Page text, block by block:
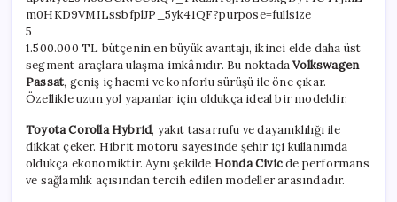
5
1.500.000 TL bütçenin en büyük avantajı, ikinci elde daha üst
segment araçlara ulaşma imkânıdır. Bu noktadaVolkswagen
Passat, geniş iç hacmi ve konforlu sürüşü ile öne çıkar.
Özellikle uzun yol yapanlar için oldukça ideal bir modeldir.
Toyota Corolla Hybrid, yakıt tasarrufu ve dayanıklılığı ile
dikkat çeker. Hibrit motoru sayesinde şehir içi kullanımda
oldukça ekonomiktir. Aynı şekilde Honda Civicde performans
ve sağlamlık açısından tercih edilen modeller arasındadır.